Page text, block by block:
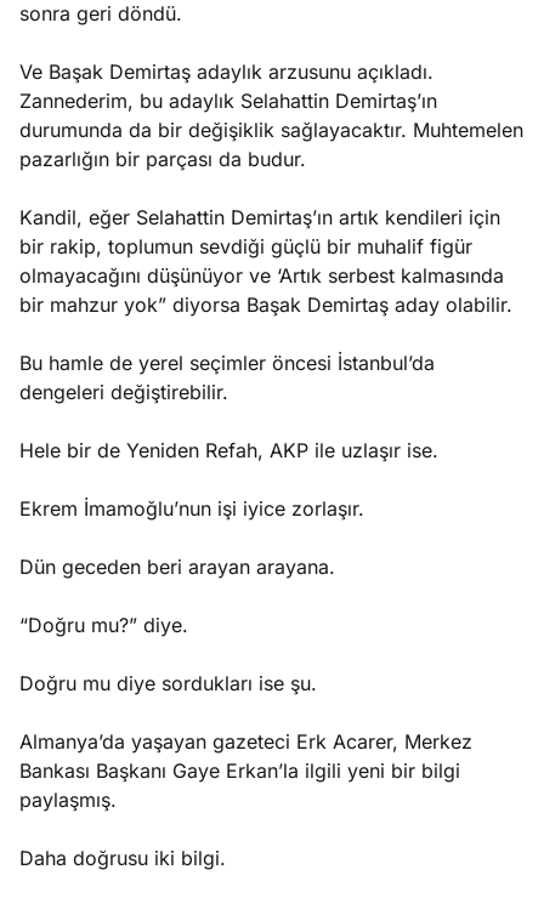
sonra geri döndü.
Ve Başak Demirtaş adaylık arzusunu açıkladı.
Zannederim, bu adaylık Selahattin Demirtaş’ın
durumunda da bir değişiklik sağlayacaktır. Muhtemelen
pazarlığın bir parçası da budur.
Kandil, eğer Selahattin Demirtaş’ın artık kendileri için
bir rakip, toplumun sevdiği güçlü bir muhalif figür
olmayacağını düşünüyor ve ‘Artık serbest kalmasında
bir mahzur yok” diyorsa Başak Demirtaş aday olabilir.
Bu hamle de yerel seçimler öncesi İstanbul’da
dengeleri değiştirebilir.
Hele bir de Yeniden Refah, AKP ile uzlaşır ise.
Ekrem İmamoğlu’nun işi iyice zorlaşır.
Dün geceden beri arayan arayana.
“Doğru mu?” diye.
Doğru mu diye sordukları ise şu.
Almanya’da yaşayan gazeteci Erk Acarer, Merkez
Bankası Başkanı Gaye Erkan’la ilgili yeni bir bilgi
paylaşmış.
Daha doğrusu iki bilgi.